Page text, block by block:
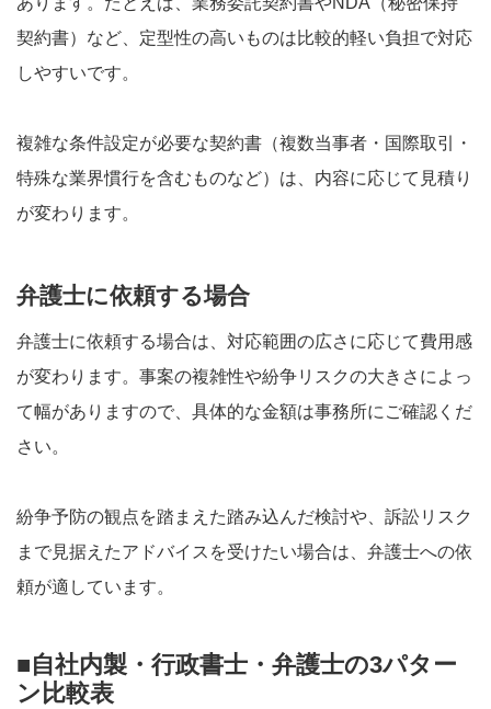
契約書）など、定型性の高いものは比較的軽い負担で対応
しやすいです。
複雑な条件設定が必要な契約書（複数当事者・国際取引・
特殊な業界慣行を含むものなど）は、内容に応じて見積り
が変わります。
弁護士に依頼する場合
弁護士に依頼する場合は、対応範囲の広さに応じて費用感
が変わります。事案の複雑性や紛争リスクの大きさによっ
て幅がありますので、具体的な金額は事務所にご確認くだ
さい。
紛争予防の観点を踏まえた踏み込んだ検討や、訴訟リスク
まで見据えたアドバイスを受けたい場合は、弁護士への依
頼が適しています。
■自社内製・行政書士・弁護士の3パター
ン比較表